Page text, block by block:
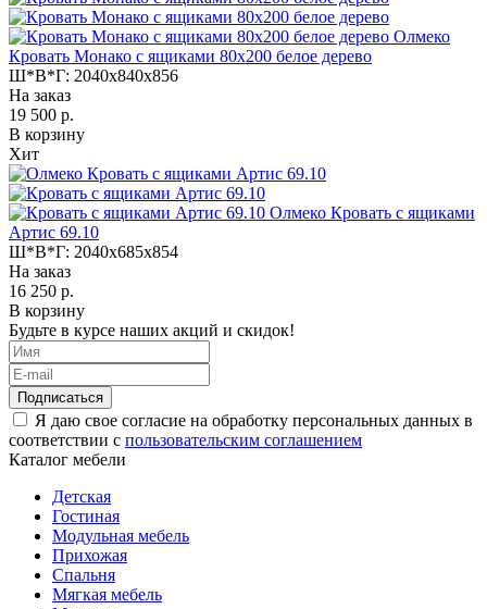
Олмеко
Кровать Монако с ящиками 80х200 белое дерево
Ш*В*Г: 2040x840x856
На заказ
19 500 р.
В корзину
Хит
Олмеко Кровать с ящиками
Артис 69.10
Ш*В*Г: 2040x685x854
На заказ
16 250 р.
В корзину
Будьте в курсе наших акций и скидок!
Подписаться
Я даю свое согласие на обработку персональных данных в
соответствии с пользовательским соглашением
Каталог мебели
Детская
Гостиная
Модульная мебель
Прихожая
Спальня
Мягкая мебель